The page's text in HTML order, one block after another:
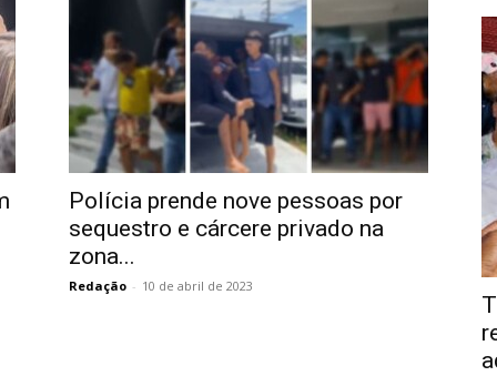
Polícia prende nove pessoas por
sequestro e cárcere privado na
zona...
Redação - 10 de abril de 2023